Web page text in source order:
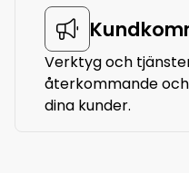
Verktyg och
återkommande
dina kunder.